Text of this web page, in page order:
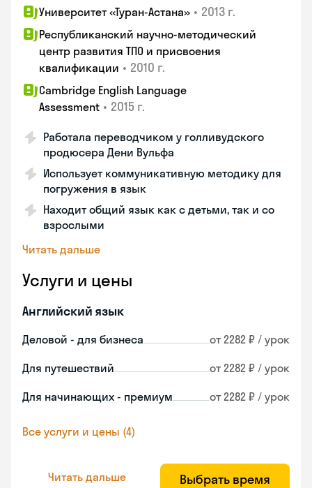
Университет «Туран-Астана» • 2013 г.
Республиканский научно-методический
центр развития ТПО и присвоения
квалификации • 2010 г.
Cambridge English Language
Assessment • 2015 г.
Работала переводчиком у голливудского
продюсера Дени Вульфа
Использует коммуникативную методику для
погружения в язык
Находит общий язык как с детьми, так и со
взрослыми
Читать дальше
Услуги и цены
Английский язык
Деловой - для бизнеса от 2282 ₽ / урок
Для путешествий от 2282 ₽ / урок
Для начинающих - премиум от 2282 ₽ / урок
Все услуги и цены (4)
Читать дальше Выбрать время